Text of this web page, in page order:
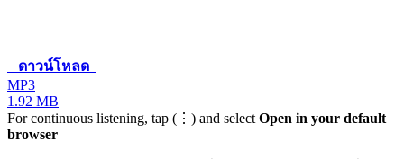
ดาวน์โหลด
MP3
1.92 MB
For continuous listening, tap (⋮) and select Open in your default
browser